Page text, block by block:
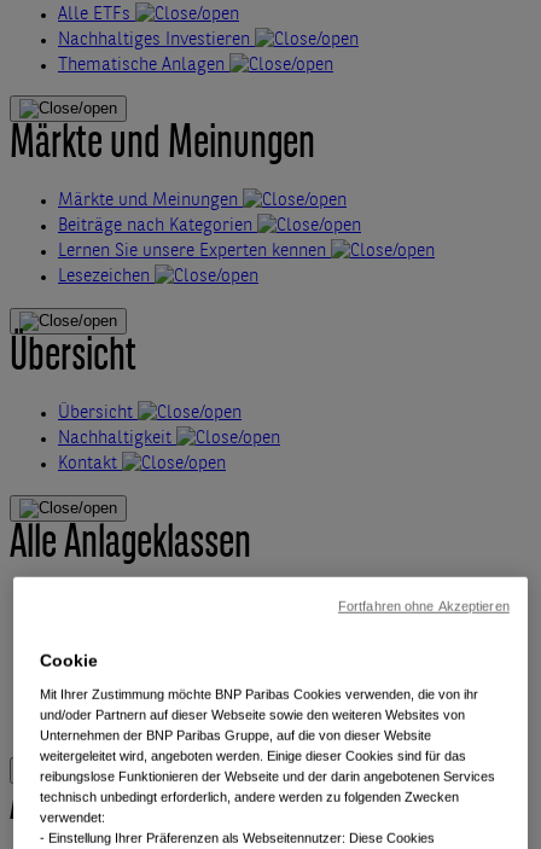
Alle ETFs
Nachhaltiges Investieren
Thematische Anlagen
Märkte und Meinungen
Märkte und Meinungen
Beiträge nach Kategorien
Lernen Sie unsere Experten kennen
Lesezeichen
Übersicht
Übersicht
Nachhaltigkeit
Kontakt
Alle Anlageklassen
Anleihen
Multi-Asset
Alle Anlageklassen
Alle ETFs
Cookie
Mit Ihrer Zustimmung möchte BNP Paribas Cookies verwenden, die von ihr
und/oder Partnern auf dieser Webseite sowie den weiteren Websites von
Unternehmen der BNP Paribas Gruppe, auf die von dieser Website
weitergeleitet wird, angeboten werden. Einige dieser Cookies sind für das
reibungslose Funktionieren der Webseite und der darin angebotenen Services
technisch unbedingt erforderlich, andere werden zu folgenden Zwecken
verwendet:
​ - Einstellung Ihrer Präferenzen als Webseitennutzer: Diese Cookies
Fortfahren ohne Akzeptieren